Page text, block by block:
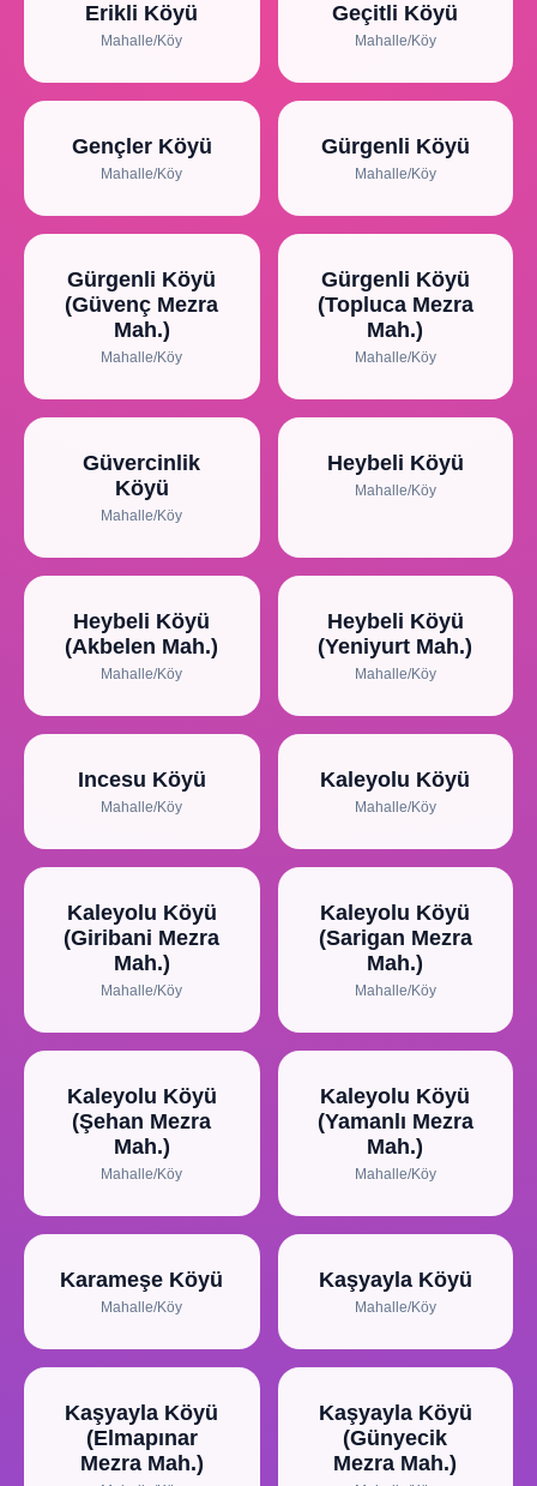
Erikli Köyü
Mahalle/Köy
Geçitli Köyü
Mahalle/Köy
Gençler Köyü
Mahalle/Köy
Gürgenli Köyü
Mahalle/Köy
Gürgenli Köyü
(Güvenç Mezra
Mah.)
Mahalle/Köy
Gürgenli Köyü
(Topluca Mezra
Mah.)
Mahalle/Köy
Güvercinlik
Köyü
Mahalle/Köy
Heybeli Köyü
Mahalle/Köy
Heybeli Köyü
(Akbelen Mah.)
Mahalle/Köy
Heybeli Köyü
(Yeniyurt Mah.)
Mahalle/Köy
Incesu Köyü
Mahalle/Köy
Kaleyolu Köyü
Mahalle/Köy
Kaleyolu Köyü
(Giribani Mezra
Mah.)
Mahalle/Köy
Kaleyolu Köyü
(Sarigan Mezra
Mah.)
Mahalle/Köy
Kaleyolu Köyü
(Şehan Mezra
Mah.)
Mahalle/Köy
Kaleyolu Köyü
(Yamanlı Mezra
Mah.)
Mahalle/Köy
Karameşe Köyü
Mahalle/Köy
Kaşyayla Köyü
Mahalle/Köy
Kaşyayla Köyü
(Elmapınar
Mezra Mah.)
Kaşyayla Köyü
(Günyecik
Mezra Mah.)